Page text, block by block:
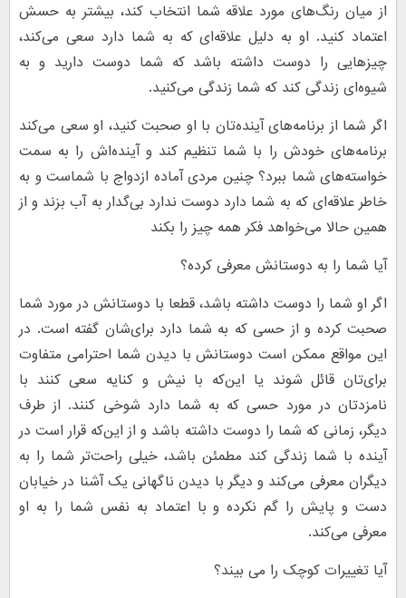
از میان رنگ‌های مورد علاقه شما انتخاب کند، بیشتر به حسش
اعتماد کنید. او به دلیل علاقه‌ای که به شما دارد سعی می‌کند،
چیزهایی را دوست داشته باشد که شما دوست دارید و به
شیوه‌ای زندگی کند که شما زندگی می‌کنید.
اگر شما از برنامه‌های آینده‌تان با او صحبت کنید، او سعی می‌کند
برنامه‌های خودش را با شما تنظیم کند و آینده‌اش را به سمت
خواسته‌های شما ببرد؟ چنین مردی آماده ازدواج با شماست و به
خاطر علاقه‌ای که به شما دارد دوست ندارد بی‌گدار به آب بزند و از
همین حالا می‌خواهد فکر همه چیز را بکند
آیا شما را به دوستانش معرفی کرده؟
اگر او شما را دوست داشته باشد، قطعا با دوستانش در مورد شما
صحبت کرده و از حسی که به شما دارد برای‌شان گفته است. در
این مواقع ممکن است دوستانش با دیدن شما احترامی متفاوت
برای‌تان قائل شوند یا این‌که با نیش و کنایه سعی کنند با
نامزدتان در مورد حسی که به شما دارد شوخی کنند. از طرف
دیگر، زمانی که شما را دوست داشته باشد و از این‌که قرار است در
آینده با شما زندگی کند مطمئن باشد، خیلی راحت‌تر شما را به
دیگران معرفی می‌کند و دیگر با دیدن ناگهانی یک آشنا در خیابان
دست و پایش را گم نکرده و با اعتماد به نفس شما را به او
معرفی می‌کند.
آیا تغییرات کوچک را می بیند؟